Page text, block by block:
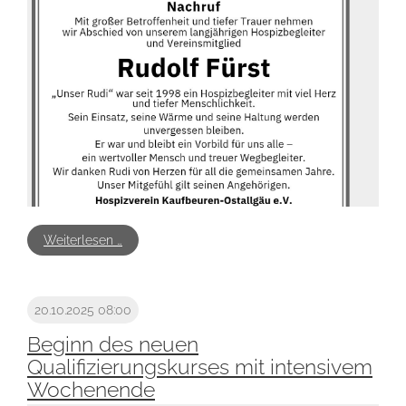
wie wir bei der Linderung helfen können. Natürlich
werden in diesem Rahmen die Wichtigkeit einer
Patientenverfügung und Vorsorgevollmacht
Lassen Sie uns gemeinsam Wege finden, Abschied
zu nehmen – mit Würde, Mitgefühl und Verständnis.
Melden Sie sich jetzt an und seien Sie vorbereitet,
wenn es darauf ankommt!
Anmeldung bitte unter 08341 – 99 44 43 oder
info@hospizverein-kf-oal.de
Weiterlesen …
20.10.2025 08:00
Beginn des neuen
Qualifizierungskurses mit intensivem
Wochenende